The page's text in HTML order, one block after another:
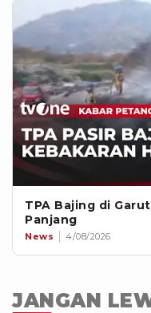
TPA Bajing di
Panjang
News 4/08/2026
JANGAN